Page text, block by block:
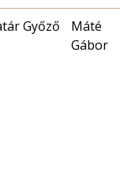
Győző
Máté
Gábor